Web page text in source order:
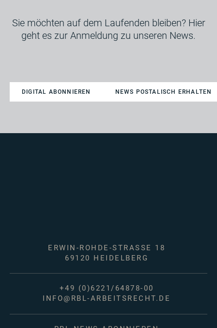
Sie möchten auf dem Laufenden bleiben? Hier
geht es zur Anmeldung zu unseren News.
DIGITAL ABONNIEREN NEWS POSTALISCH ERHALTEN
ERWIN-ROHDE-STRASSE 18
69120 HEIDELBERG
+49 (0)6221/64878-00
INFO@RBL-ARBEITSRECHT.DE